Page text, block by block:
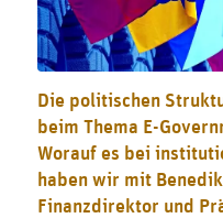
Die politischen
beim Thema E-
Worauf es bei
haben wir mit
Finanzdirektor und